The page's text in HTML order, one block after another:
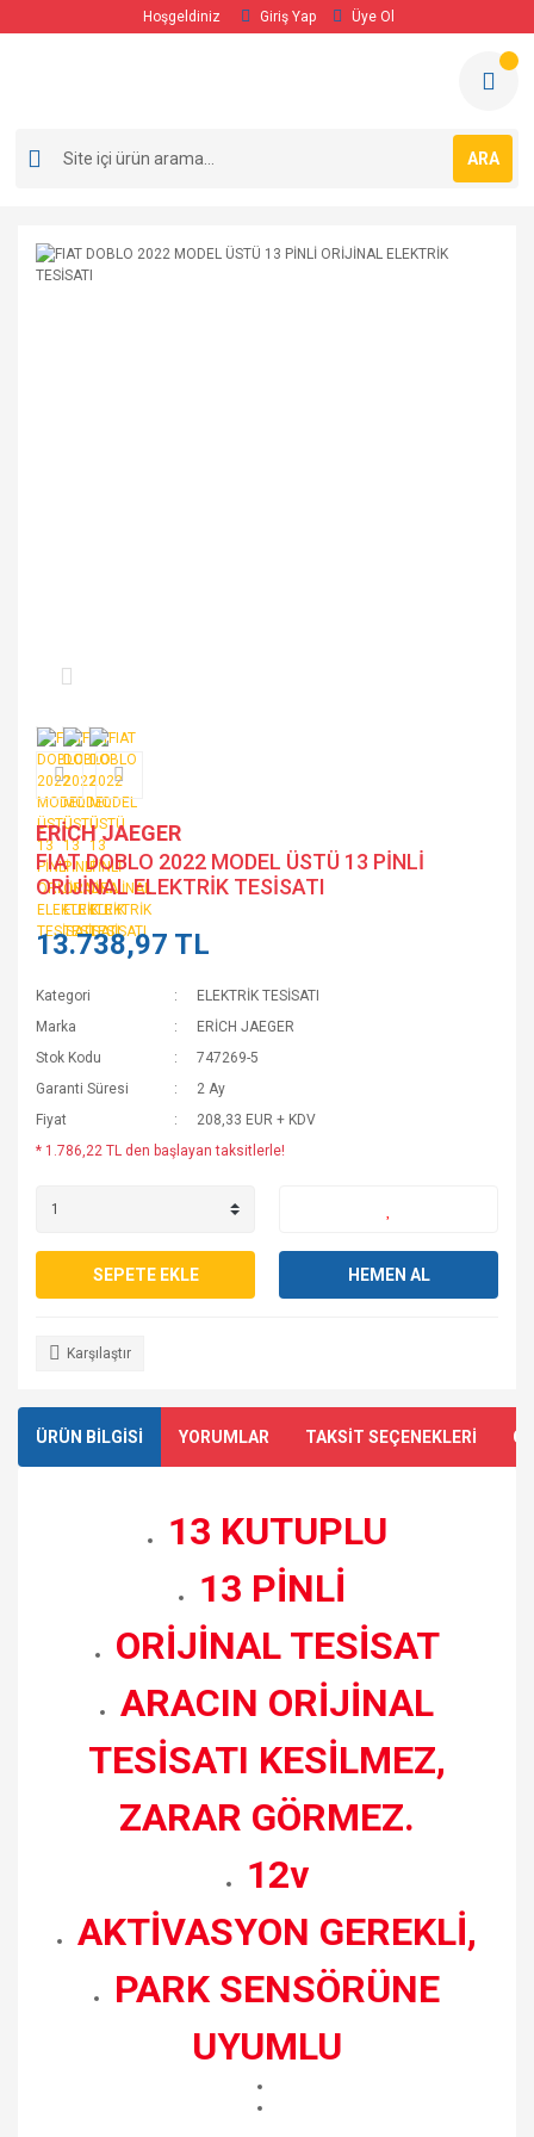
Hoşgeldiniz Giriş Yap Üye Ol
ARA
ERİCH JAEGER
FIAT DOBLO 2022 MODEL ÜSTÜ 13 PİNLİ
ORİJİNAL ELEKTRİK TESİSATI
13.738,97 TL
Kategori
ELEKTRİK TESİSATI
Marka
ERİCH JAEGER
Stok Kodu
747269-5
Garanti Süresi
2 Ay
Fiyat
208,33 EUR + KDV
* 1.786,22 TL den başlayan taksitlerle!
SEPETE EKLE HEMEN AL
Karşılaştır
ÜRÜN BİLGİSİ YORUMLAR TAKSİT SEÇENEKLERİ
13 KUTUPLU
13 PİNLİ
ORİJİNAL TESİSAT
ARACIN ORİJİNAL
TESİSATI KESİLMEZ,
ZARAR GÖRMEZ.
12v
AKTİVASYON GEREKLİ,
PARK SENSÖRÜNE
UYUMLU